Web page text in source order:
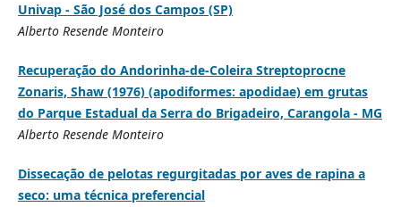
Univap - São José dos Campos (SP)
Alberto Resende Monteiro
Recuperação do Andorinha-de-Coleira Streptoprocne
Zonaris, Shaw (1976) (apodiformes: apodidae) em grutas
do Parque Estadual da Serra do Brigadeiro, Carangola - MG
Alberto Resende Monteiro
Dissecação de pelotas regurgitadas por aves de rapina a
seco: uma técnica preferencial